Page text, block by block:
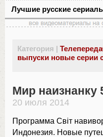
Лучшие русские
Категория |
выпуски новые серии
Мир наизнанку
20 июля 2014
Программа Світ
Индонезия. Новые